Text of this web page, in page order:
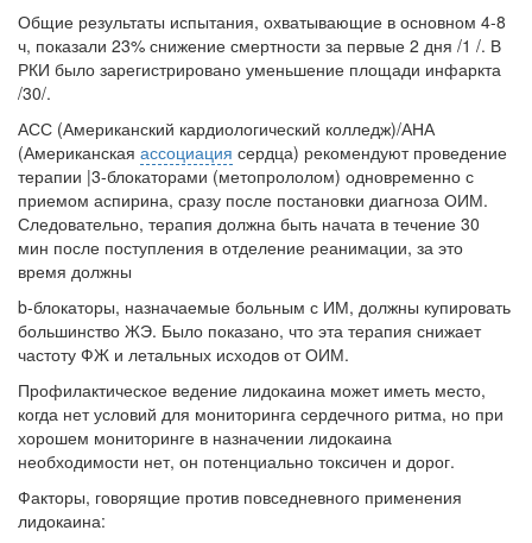
Общие результаты испытания, охватывающие в основном 4-8
ч, пока­зали 23% снижение смертности за первые 2 дня /1 /. В
РКИ было зарегистри­ровано уменьшение площади инфаркта
/30/.
АСС (Американский кардиологический колледж)/АНА
(Американ­ская ассоциация сердца) рекомендуют проведение
терапии |3-блокаторами (метопрололом) одновременно с
приемом аспирина, сразу после постанов­ки диагноза ОИМ.
Следовательно, терапия должна быть начата в течение 30
мин после поступления в отделение реанимации, за это
время должны
b-блокаторы, назначаемые больным с ИМ, должны купировать
большинство ЖЭ. Было показано, что эта терапия снижает
частоту ФЖ и летальных исхо­дов от ОИМ.
Профилактическое ведение лидокаина может иметь место,
когда нет условий для мониторинга сердечного ритма, но при
хорошем мониторин­ге в назначении лидокаина
необходимости нет, он потенциально токсичен и дорог.
Факторы, говорящие против повседневного применения
лидокаина: